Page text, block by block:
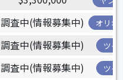
調査中(情報募集中) オリオ
調査中(情報募集中) ツイ
調査中(情報募集中) ツイ